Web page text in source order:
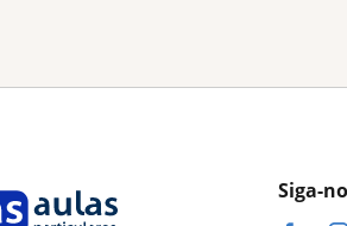
Siga-